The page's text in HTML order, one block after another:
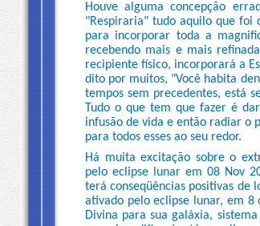
Houve alguma concepção
"Respiraria" tudo aquilo que foi
para incorporar toda a
recebendo mais e mais
recipiente físico, incorporará a
dito por muitos, "Você habita
tempos sem precedentes, está
Tudo o que tem que fazer é
infusão de vida e então radiar o
para todos esses ao seu redor.
Há muita excitação sobre o
pelo eclipse lunar em 08 Nov
terá conseqüências positivas de
ativado pelo eclipse lunar, em
Divina para sua galáxia,